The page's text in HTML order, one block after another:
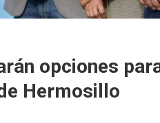
opciones
Hermosillo